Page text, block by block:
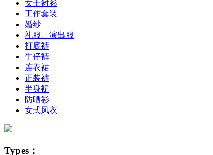
女士衬衫
工作套装
婚纱
礼服、演出服
打底裤
牛仔裤
连衣裙
正装裤
半身裙
防晒衫
女式风衣
Types：